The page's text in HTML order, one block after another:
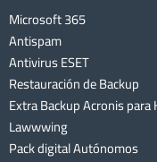
Microsoft 365
Antispam
Antivirus ESET
Restauración de Backup
Extra Backup Acronis
Lawwwing
Pack digital Autónomos